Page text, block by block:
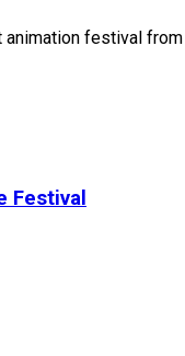
festival from
Festival